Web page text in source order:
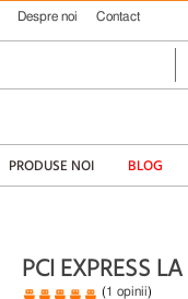
Despre noi Contact
PRODUSE NOI BLOG
PCI EXPRESS
(1 opinii)